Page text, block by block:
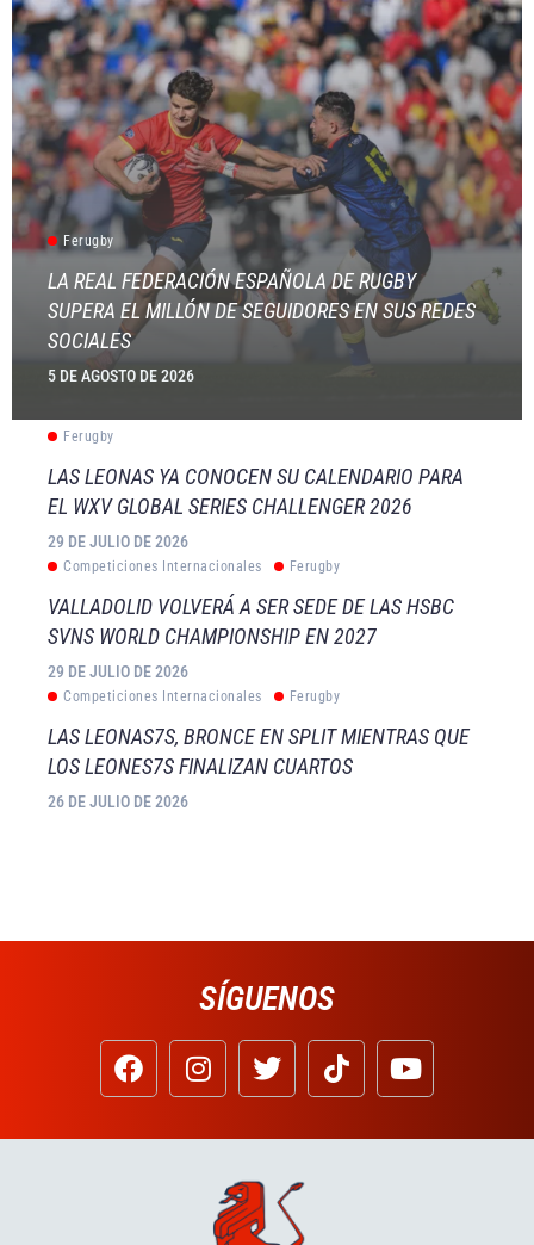
Ferugby
LA REAL FEDERACIÓN ESPAÑOLA DE RUGBY
SUPERA EL MILLÓN DE SEGUIDORES EN SUS REDES
SOCIALES
5 DE AGOSTO DE 2026
Ferugby
LAS LEONAS YA CONOCEN SU CALENDARIO PARA
EL WXV GLOBAL SERIES CHALLENGER 2026
29 DE JULIO DE 2026
Competiciones Internacionales Ferugby
VALLADOLID VOLVERÁ A SER SEDE DE LAS HSBC
SVNS WORLD CHAMPIONSHIP EN 2027
29 DE JULIO DE 2026
Competiciones Internacionales Ferugby
LAS LEONAS7S, BRONCE EN SPLIT MIENTRAS QUE
LOS LEONES7S FINALIZAN CUARTOS
26 DE JULIO DE 2026
SÍGUENOS